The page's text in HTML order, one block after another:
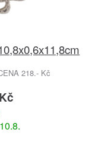
218.- Kč